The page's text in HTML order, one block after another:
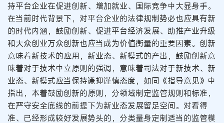
持平台企业在促进创新、增加就业、国际竞争中大显身手。
在当前时代背景下，对平台企业的法律规制势必也应具有新
的时代内涵，鼓励创新、促进平台经济发展、助推产业升级
和大众创业万众创新也应当成为价值衡量的重要因素。创新
意味着新技术的应用，新业态、新模式的产出，鼓励创新意
味着对于技术中立原则的强调，意味着司法对于新技术、新
业态、新模式应当保持谦抑谨慎态度，如同《指导意见》中
指出，本着鼓励创新的原则，分领域制定监管规则和标准，
在严守安全底线的前提下为新业态发展留足空间。对看得
准、已经形成较好发展势头的，分类量身定制适当的监管模